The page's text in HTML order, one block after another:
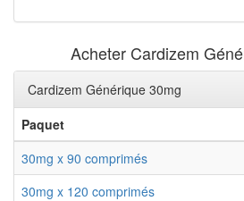
Acheter Cardizem
Cardizem Générique 30mg
Paquet
30mg x 90 comprimés
30mg x 120 comprimés